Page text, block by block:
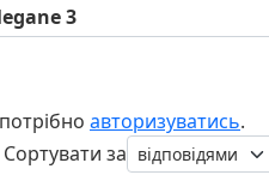
3
авторизуватись.
Сортувати за